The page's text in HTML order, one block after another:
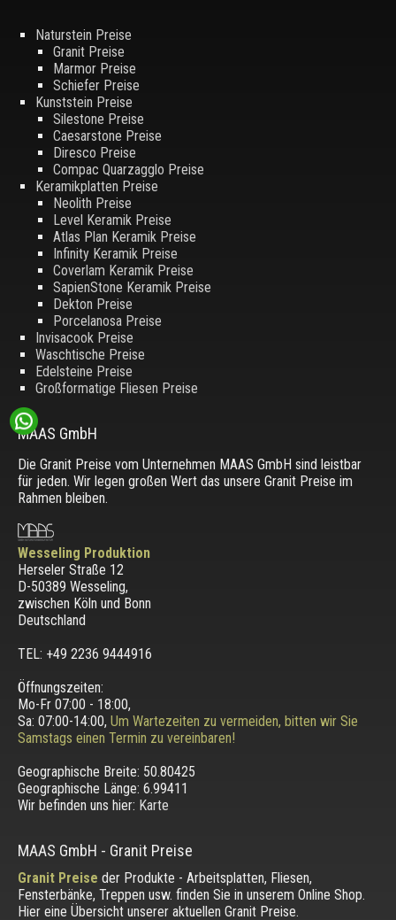
Naturstein Preise
Granit Preise
Marmor Preise
Schiefer Preise
Kunststein Preise
Silestone Preise
Caesarstone Preise
Diresco Preise
Compac Quarzagglo Preise
Keramikplatten Preise
Neolith Preise
Level Keramik Preise
Atlas Plan Keramik Preise
Infinity Keramik Preise
Coverlam Keramik Preise
SapienStone Keramik Preise
Dekton Preise
Porcelanosa Preise
Invisacook Preise
Waschtische Preise
Edelsteine Preise
Großformatige Fliesen Preise
MAAS GmbH
Die Granit Preise vom Unternehmen MAAS GmbH sind leistbar
für jeden. Wir legen großen Wert das unsere Granit Preise im
Rahmen bleiben.
Wesseling Produktion
Herseler Straße 12
D-50389 Wesseling,
zwischen Köln und Bonn
Deutschland
TEL: +49 2236 9444916
Öffnungszeiten:
Mo-Fr 07:00 - 18:00,
Sa: 07:00-14:00, Um Wartezeiten zu vermeiden, bitten wir Sie
Samstags einen Termin zu vereinbaren!
Geographische Breite: 50.80425
Geographische Länge: 6.99411
Wir befinden uns hier: Karte
MAAS GmbH - Granit Preise
Granit Preise der Produkte - Arbeitsplatten, Fliesen,
Fensterbänke, Treppen usw. finden Sie in unserem Online Shop.
Hier eine Übersicht unserer aktuellen Granit Preise.